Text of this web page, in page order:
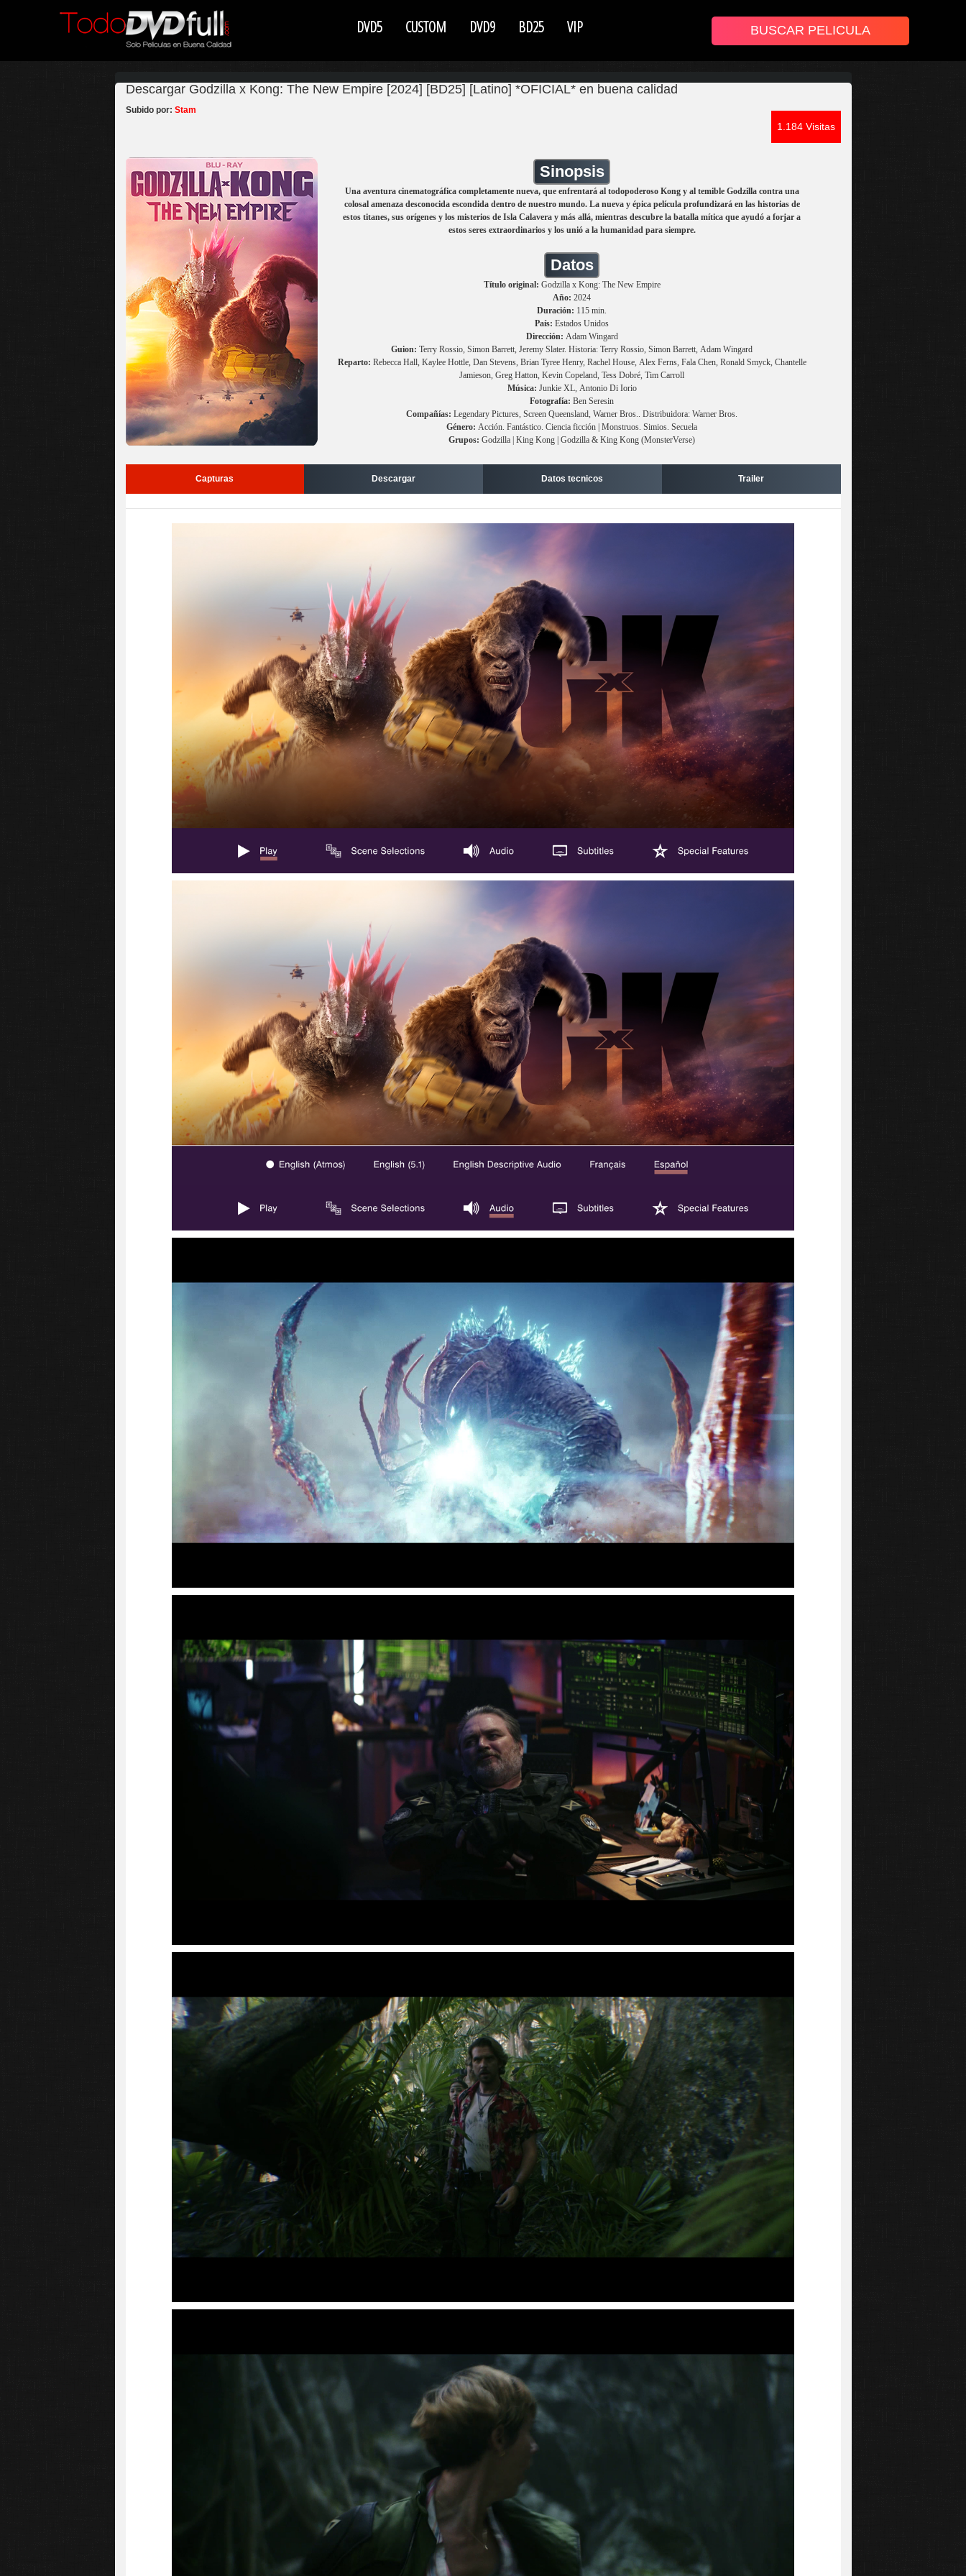
DVD5 CUSTOM DVD9 BD25 VIP
Descargar Godzilla x Kong: The New Empire [2024] [BD25] [Latino] *OFICIAL* en buena calidad
1.184 Visitas
Subido por: Stam
Sinopsis
Una aventura cinematográfica completamente nueva, que enfrentará al todopoderoso Kong y al temible Godzilla contra una
colosal amenaza desconocida escondida dentro de nuestro mundo. La nueva y épica película profundizará en las historias de
estos titanes, sus orígenes y los misterios de Isla Calavera y más allá, mientras descubre la batalla mítica que ayudó a forjar a
estos seres extraordinarios y los unió a la humanidad para siempre.
Datos
Título original: Godzilla x Kong: The New Empire
Año: 2024
Duración: 115 min.
País: Estados Unidos
Dirección: Adam Wingard
Guion: Terry Rossio, Simon Barrett, Jeremy Slater. Historia: Terry Rossio, Simon Barrett, Adam Wingard
Reparto: Rebecca Hall, Kaylee Hottle, Dan Stevens, Brian Tyree Henry, Rachel House, Alex Ferns, Fala Chen, Ronald Smyck, Chantelle
Jamieson, Greg Hatton, Kevin Copeland, Tess Dobré, Tim Carroll
Música: Junkie XL, Antonio Di Iorio
Fotografía: Ben Seresin
Compañías: Legendary Pictures, Screen Queensland, Warner Bros.. Distribuidora: Warner Bros.
Género: Acción. Fantástico. Ciencia ficción | Monstruos. Simios. Secuela
Grupos: Godzilla | King Kong | Godzilla & King Kong (MonsterVerse)
Capturas Descargar Datos tecnicos Trailer